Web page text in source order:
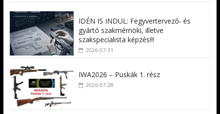
IDÉN IS INDUL: Fegyvertervező- és
gyártó szakmérnöki, illetve
szakspecialista képzés!!!
2026-07-31
IWA2026 – Puskák 1. rész
2026-07-28